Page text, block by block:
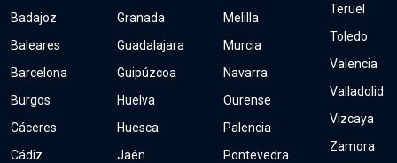
Badajoz
Baleares
Barcelona
Burgos
Cáceres
Cádiz
Granada
Guadalajara
Guipúzcoa
Huelva
Huesca
Jaén
Melilla
Murcia
Navarra
Ourense
Palencia
Pontevedra
Teruel
Toledo
Valencia
Valladolid
Vizcaya
Zamora